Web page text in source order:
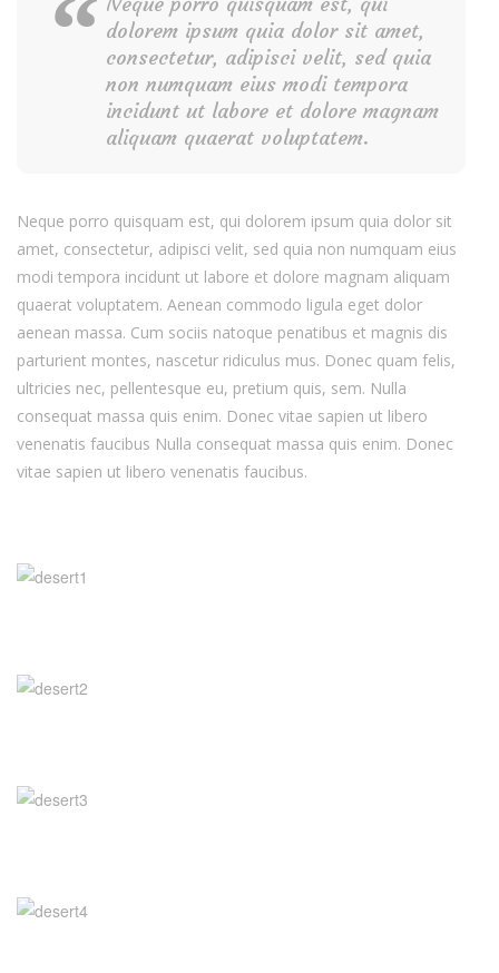
dolorem ipsum quia dolor sit amet,
consectetur, adipisci velit, sed quia
non numquam eius modi tempora
incidunt ut labore et dolore magnam
aliquam quaerat voluptatem.
Neque porro quisquam est, qui dolorem ipsum quia dolor sit
amet, consectetur, adipisci velit, sed quia non numquam eius
modi tempora incidunt ut labore et dolore magnam aliquam
quaerat voluptatem. Aenean commodo ligula eget dolor
aenean massa. Cum sociis natoque penatibus et magnis dis
parturient montes, nascetur ridiculus mus. Donec quam felis,
ultricies nec, pellentesque eu, pretium quis, sem. Nulla
consequat massa quis enim. Donec vitae sapien ut libero
venenatis faucibus Nulla consequat massa quis enim. Donec
vitae sapien ut libero venenatis faucibus.